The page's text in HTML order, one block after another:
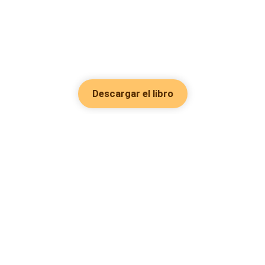
Descargar el libro